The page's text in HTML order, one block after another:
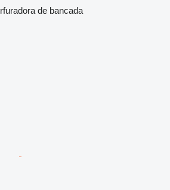
de bancada